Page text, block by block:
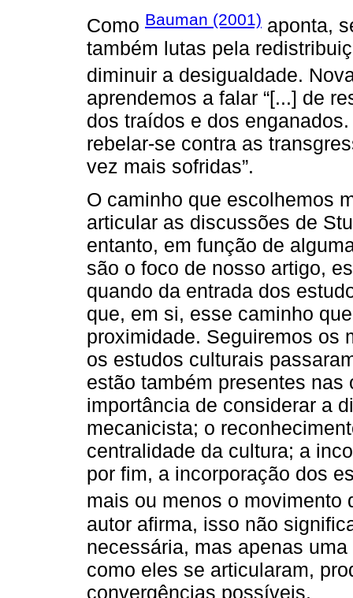
Como Bauman (2001) aponta,
também lutas pela
diminuir a desigualdade.
aprendemos a falar “[...] de
dos traídos e dos
rebelar-se contra as
vez mais sofridas”.
O caminho que escolhemos
articular as discussões de
entanto, em função de
são o foco de nosso artigo,
quando da entrada dos
que, em si, esse caminho
proximidade. Seguiremos os
os estudos culturais
estão também presentes
importância de considerar a
mecanicista; o
centralidade da cultura; a
por fim, a incorporação dos
mais ou menos o movimento
autor afirma, isso não
necessária, mas apenas
como eles se articularam,
convergências possíveis.